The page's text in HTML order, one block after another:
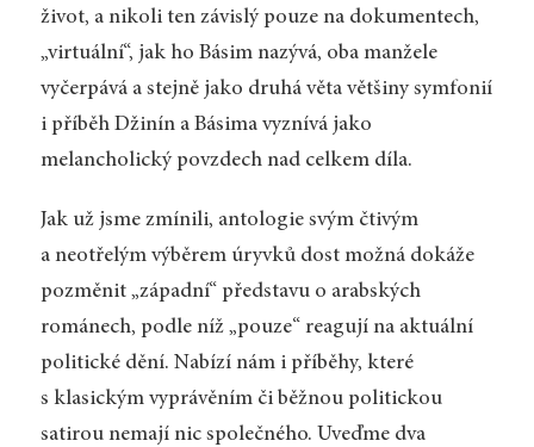
život, a nikoli ten závislý pouze na dokumentech,
„virtuální“, jak ho Básim nazývá, oba manžele
vyčerpává a stejně jako druhá věta většiny symfonií
i příběh Džinín a Básima vyznívá jako
melancholický povzdech nad celkem díla.
Jak už jsme zmínili, antologie svým čtivým
a neotřelým výběrem úryvků dost možná dokáže
pozměnit „západní“ představu o arabských
románech, podle níž „pouze“ reagují na aktuální
politické dění. Nabízí nám i příběhy, které
s klasickým vyprávěním či běžnou politickou
satirou nemají nic společného. Uveďme dva